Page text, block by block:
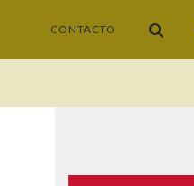
CONTACTO